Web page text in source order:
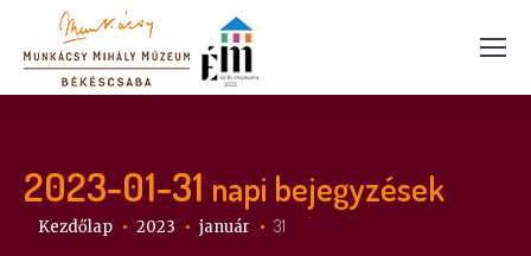
2023-01-31 napi bejegyzések
Itt vagy:
Kezdőlap 2023 január 31